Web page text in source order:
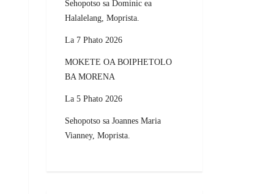
Sehopotso sa Dominic ea
Halalelang, Moprista.
La 7 Phato 2026
MOKETE OA BOIPHETOLO
BA MORENA
La 5 Phato 2026
Sehopotso sa Joannes Maria
Vianney, Moprista.